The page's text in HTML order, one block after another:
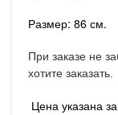
Размер: 86 см.
При заказе не
хотите заказать.
Цена указана